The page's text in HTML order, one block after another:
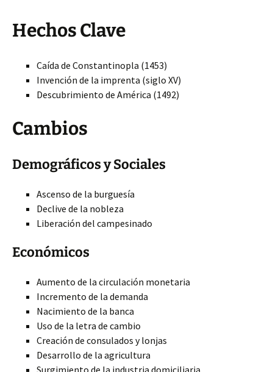
Hechos Clave
Caída de Constantinopla (1453)
Invención de la imprenta (siglo XV)
Descubrimiento de América (1492)
Cambios
Demográficos y Sociales
Ascenso de la burguesía
Declive de la nobleza
Liberación del campesinado
Económicos
Aumento de la circulación monetaria
Incremento de la demanda
Nacimiento de la banca
Uso de la letra de cambio
Creación de consulados y lonjas
Desarrollo de la agricultura
Surgimiento de la industria domiciliaria